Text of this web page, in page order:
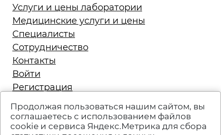
Услуги и цены лаборатории
Медицинские услуги и цены
Специалисты
Сотрудничество
Контакты
Войти
Регистрация
Политика конфиденциальности
Техподдержка
Продолжая пользоваться нашим сайтом, вы
соглашаетесь с использованием файлов
cookie и сервиса Яндекс.Метрика для сбора